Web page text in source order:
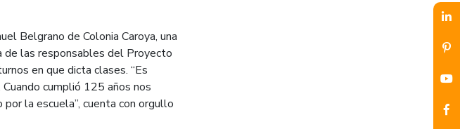
Belgrano de Colonia Caroya, una
de las responsables del Proyecto
en que dicta clases. “Es
cumplió 125 años nos
la escuela”, cuenta con orgullo